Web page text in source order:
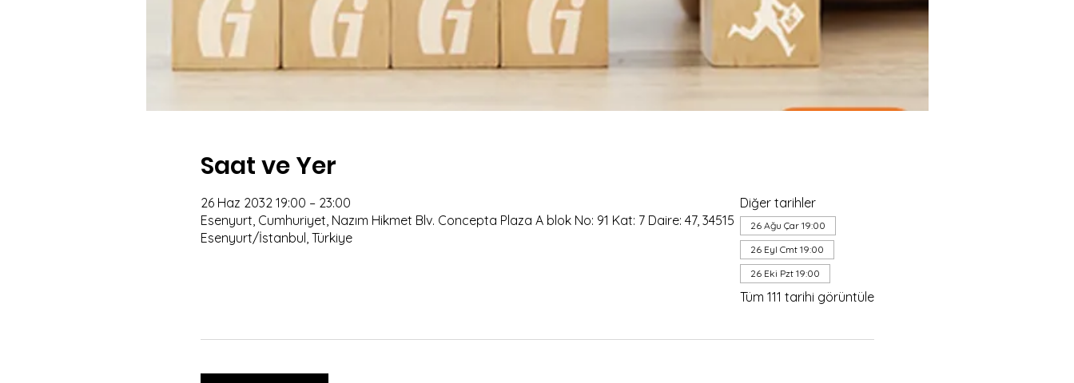
Saat ve Yer
26 Haz 2032 19:00 – 23:00
Esenyurt, Cumhuriyet, Nazım Hikmet Blv. Concepta Plaza A blok No: 91 Kat: 7 Daire: 47, 34515
Esenyurt/İstanbul, Türkiye
Diğer tarihler
26 Ağu Çar 19:00
26 Eyl Cmt 19:00
26 Eki Pzt 19:00
Tüm 111 tarihi görüntüle